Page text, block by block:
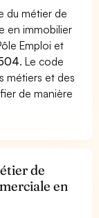
du métier de
en immobilier
Emploi et
. Le code
métiers et des
de manière
de
en